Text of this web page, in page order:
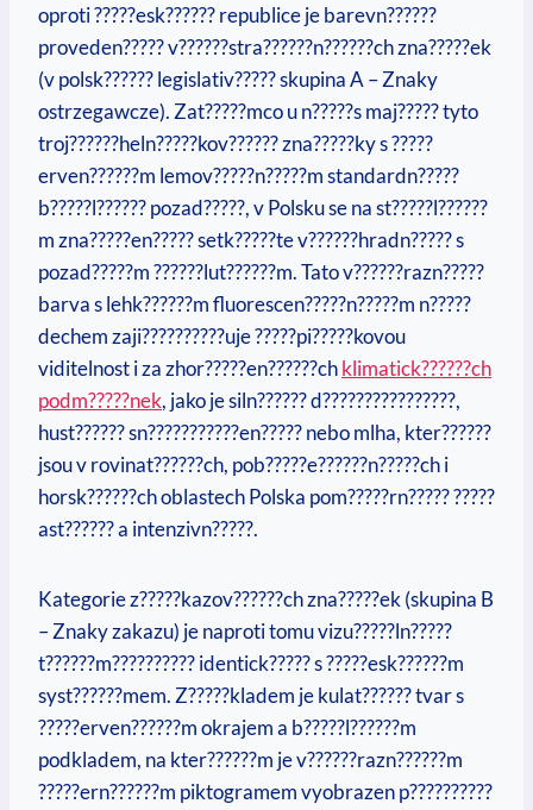
oproti ?????esk?????? republice je barevn??????
proveden????? v??????stra??????n??????ch zna?????ek
(v polsk?????? legislativ????? skupina A – Znaky
ostrzegawcze). Zat?????mco u n?????s maj????? tyto
troj??????heln?????kov?????? zna?????ky s ?????
erven??????m lemov?????n?????m standardn?????
b?????l?????? pozad?????, v Polsku se na st?????l??????
m zna?????en????? setk?????te v??????hradn????? s
pozad?????m ??????lut??????m. Tato v??????razn?????
barva s lehk??????m fluorescen?????n?????m n?????
dechem zaji??????????uje ?????pi?????kovou
viditelnost i za zhor?????en??????chklimatick??????ch
podm?????nek, jako je siln?????? d????????????????,
hust?????? sn???????????en????? nebo mlha, kter??????
jsou v rovinat??????ch, pob?????e??????n?????ch i
horsk??????ch oblastech Polska pom?????rn????? ?????
ast?????? a intenzivn?????.
Kategorie z?????kazov??????ch zna?????ek (skupina B
– Znaky zakazu) je naproti tomu vizu?????ln?????
t??????m?????????? identick????? s ?????esk??????m
syst??????mem. Z?????kladem je kulat?????? tvar s
?????erven??????m okrajem a b?????l??????m
podkladem, na kter??????m je v??????razn??????m
?????ern??????m piktogramem vyobrazen p??????????